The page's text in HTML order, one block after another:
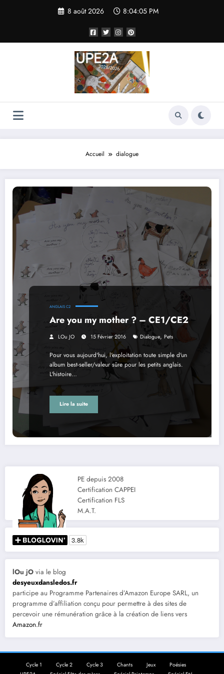
8 août 2026 8:04:06 PM
Accueil dialogue
ANGLAIS C2
Are you my mother ? – CE1/CE2
LOu JO 15 Février 2016 Dialogue, Pets
Pour vous aujourd'hui, l'exploitation toute simple d'un
album best-seller/valeur sûre pour les petits anglais.
L'histoire…
Lire la suite
PE depuis 2008
Certification CAPPEI
Certification FLS
M.A.T.
lOu jO via le blog
desyeuxdansledos.fr
participe au Programme Partenaires d’Amazon Europe SARL, un
programme d’affiliation conçu pour permettre à des sites de
percevoir une rémunération grâce à la création de liens vers
Amazon.fr
Cycle 1 Cycle 2 Cycle 3 Chants Jeux
Poésies